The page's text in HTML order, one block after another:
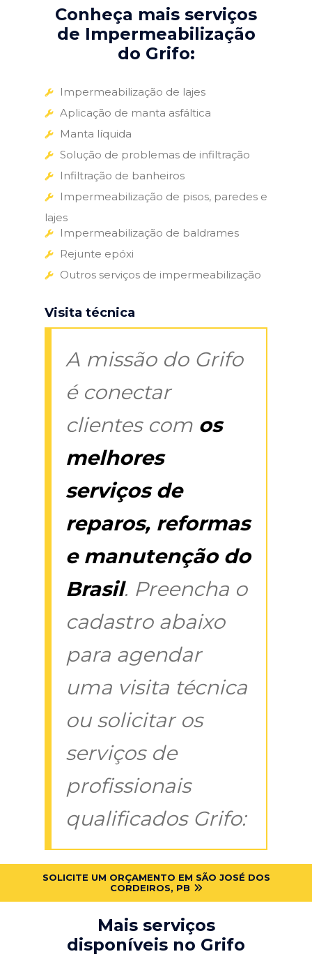
Conheça mais serviços
de Impermeabilização
do Grifo:
Impermeabilização de lajes
Aplicação de manta asfáltica
Manta líquida
Solução de problemas de infiltração
Infiltração de banheiros
Impermeabilização de pisos, paredes e
lajes
Impermeabilização de baldrames
Rejunte epóxi
Outros serviços de impermeabilização
Visita técnica
A missão do Grifo
é conectar
clientes com os
melhores
serviços de
reparos, reformas
e manutenção do
Brasil. Preencha o
cadastro abaixo
para agendar
uma visita técnica
ou solicitar os
serviços de
profissionais
qualificados Grifo:
SOLICITE UM ORÇAMENTO EM SÃO JOSÉ DOS
CORDEIROS, PB
Mais serviços
disponíveis no Grifo